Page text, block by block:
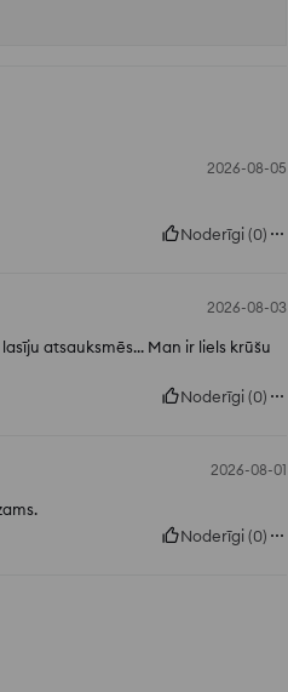
2026-08-05
Noderīgi(0)
2026-08-03
atsauksmēs... Man ir liels krūšu
Noderīgi(0)
2026-08-01
Noderīgi(0)